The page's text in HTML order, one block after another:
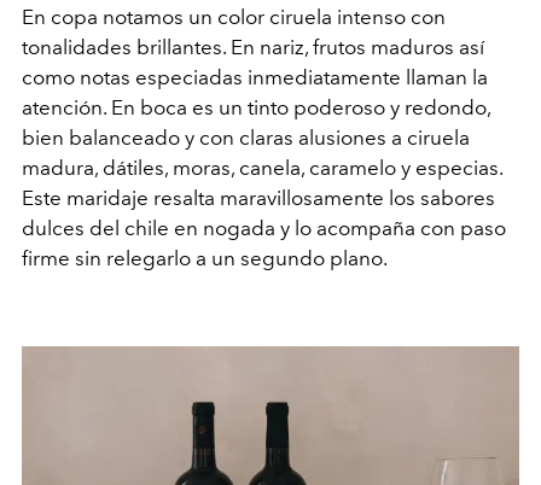
En copa notamos un color ciruela intenso con
tonalidades brillantes. En nariz, frutos maduros así
como notas especiadas inmediatamente llaman la
atención. En boca es un tinto poderoso y redondo,
bien balanceado y con claras alusiones a ciruela
madura, dátiles, moras, canela, caramelo y especias.
Este maridaje resalta maravillosamente los sabores
dulces del chile en nogada y lo acompaña con paso
firme sin relegarlo a un segundo plano.